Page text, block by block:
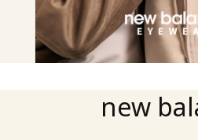
new